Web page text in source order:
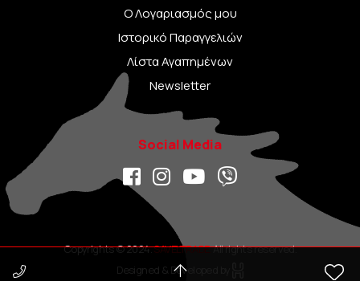
Ο Λογαριασμός μου
Ιστορικό Παραγγελιών
Λίστα Αγαπημένων
Newsletter
Social Media
Copyrights © 2024.SAVELTRADE.All rights reserved.
Designed & Developed by